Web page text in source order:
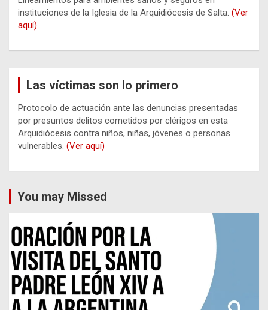
instituciones de la Iglesia de la Arquidiócesis de Salta. (Ver
aquí)
Las víctimas son lo primero
Protocolo de actuación ante las denuncias presentadas
por presuntos delitos cometidos por clérigos en esta
Arquidiócesis contra niños, niñas, jóvenes o personas
vulnerables. (Ver aquí)
You may Missed